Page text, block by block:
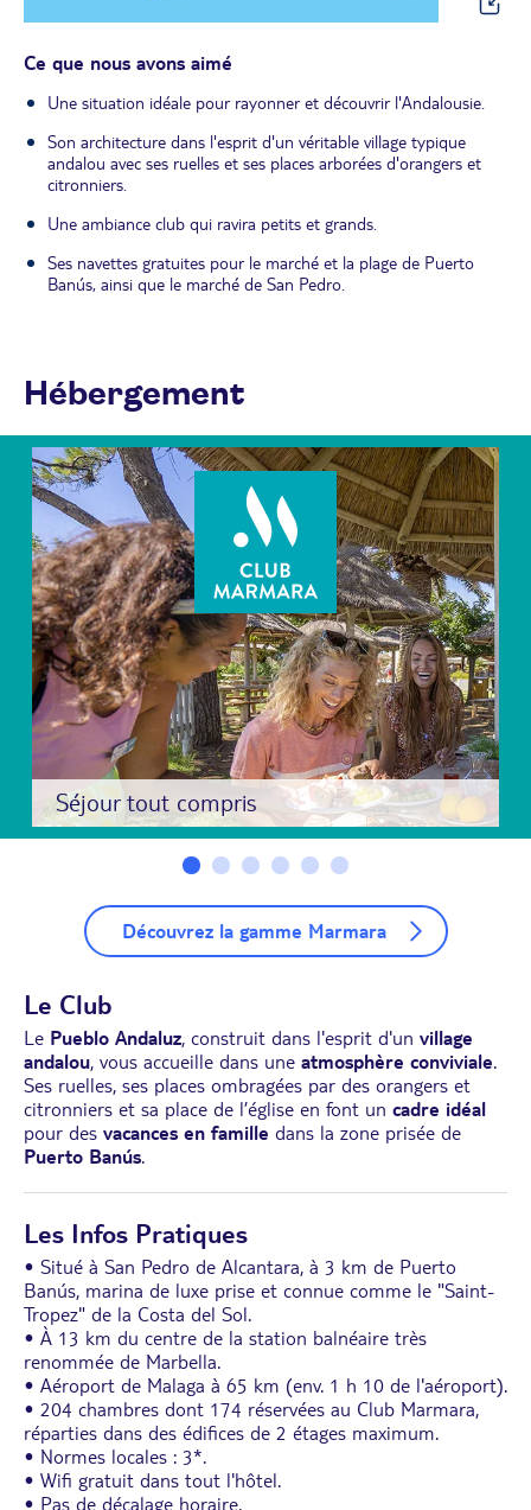
Ce que nous avons aimé
Une situation idéale pour rayonner et découvrir l'Andalousie.
Son architecture dans l'esprit d'un véritable village typique
andalou avec ses ruelles et ses places arborées d'orangers et
citronniers.
Une ambiance club qui ravira petits et grands.
Ses navettes gratuites pour le marché et la plage de Puerto
Banús, ainsi que le marché de San Pedro.
Hébergement
Séjour tout compris
Découvrez la gamme Marmara
Le Club
Le Pueblo Andaluz, construit dans l'esprit d'un village
andalou, vous accueille dans une atmosphère conviviale.
Ses ruelles, ses places ombragées par des orangers et
citronniers et sa place de l’église en font un cadre idéal
pour des vacances en famille dans la zone prisée de
Puerto Banús.
Les Infos Pratiques
• Situé à San Pedro de Alcantara, à 3 km de Puerto
Banús, marina de luxe prise et connue comme le "Saint-
Tropez" de la Costa del Sol.
• À 13 km du centre de la station balnéaire très
renommée de Marbella.
• Aéroport de Malaga à 65 km (env. 1 h 10 de l'aéroport).
• 204 chambres dont 174 réservées au Club Marmara,
réparties dans des édifices de 2 étages maximum.
• Normes locales : 3*.
• Wifi gratuit dans tout l'hôtel.
• Pas de décalage horaire.